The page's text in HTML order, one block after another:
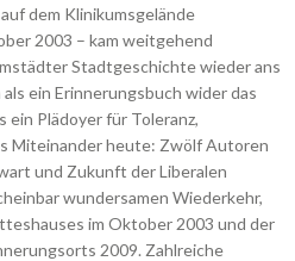
dem Klinikumsgelände
2003 – kam weitgehend
Stadtgeschichte wieder ans
ein Erinnerungsbuch wider das
ein Plädoyer für Toleranz,
Miteinander heute: Zwölf Autoren
und Zukunft der Liberalen
wundersamen Wiederkehr,
im Oktober 2003 und der
2009. Zahlreiche